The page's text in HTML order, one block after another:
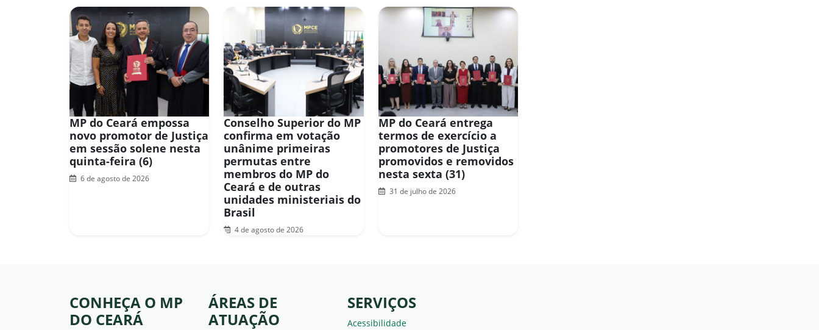
MP do Ceará empossa
novo promotor de Justiça
em sessão solene nesta
quinta-feira (6)
6 de agosto de 2026
Conselho Superior do MP
confirma em votação
unânime primeiras
permutas entre
membros do MP do
Ceará e de outras
unidades ministeriais do
Brasil
4 de agosto de 2026
MP do Ceará entrega
termos de exercício a
promotores de Justiça
promovidos e removidos
nesta sexta (31)
31 de julho de 2026
CONHEÇA O MP
DO CEARÁ
ÁREAS DE
ATUAÇÃO
SERVIÇOS
Acessibilidade